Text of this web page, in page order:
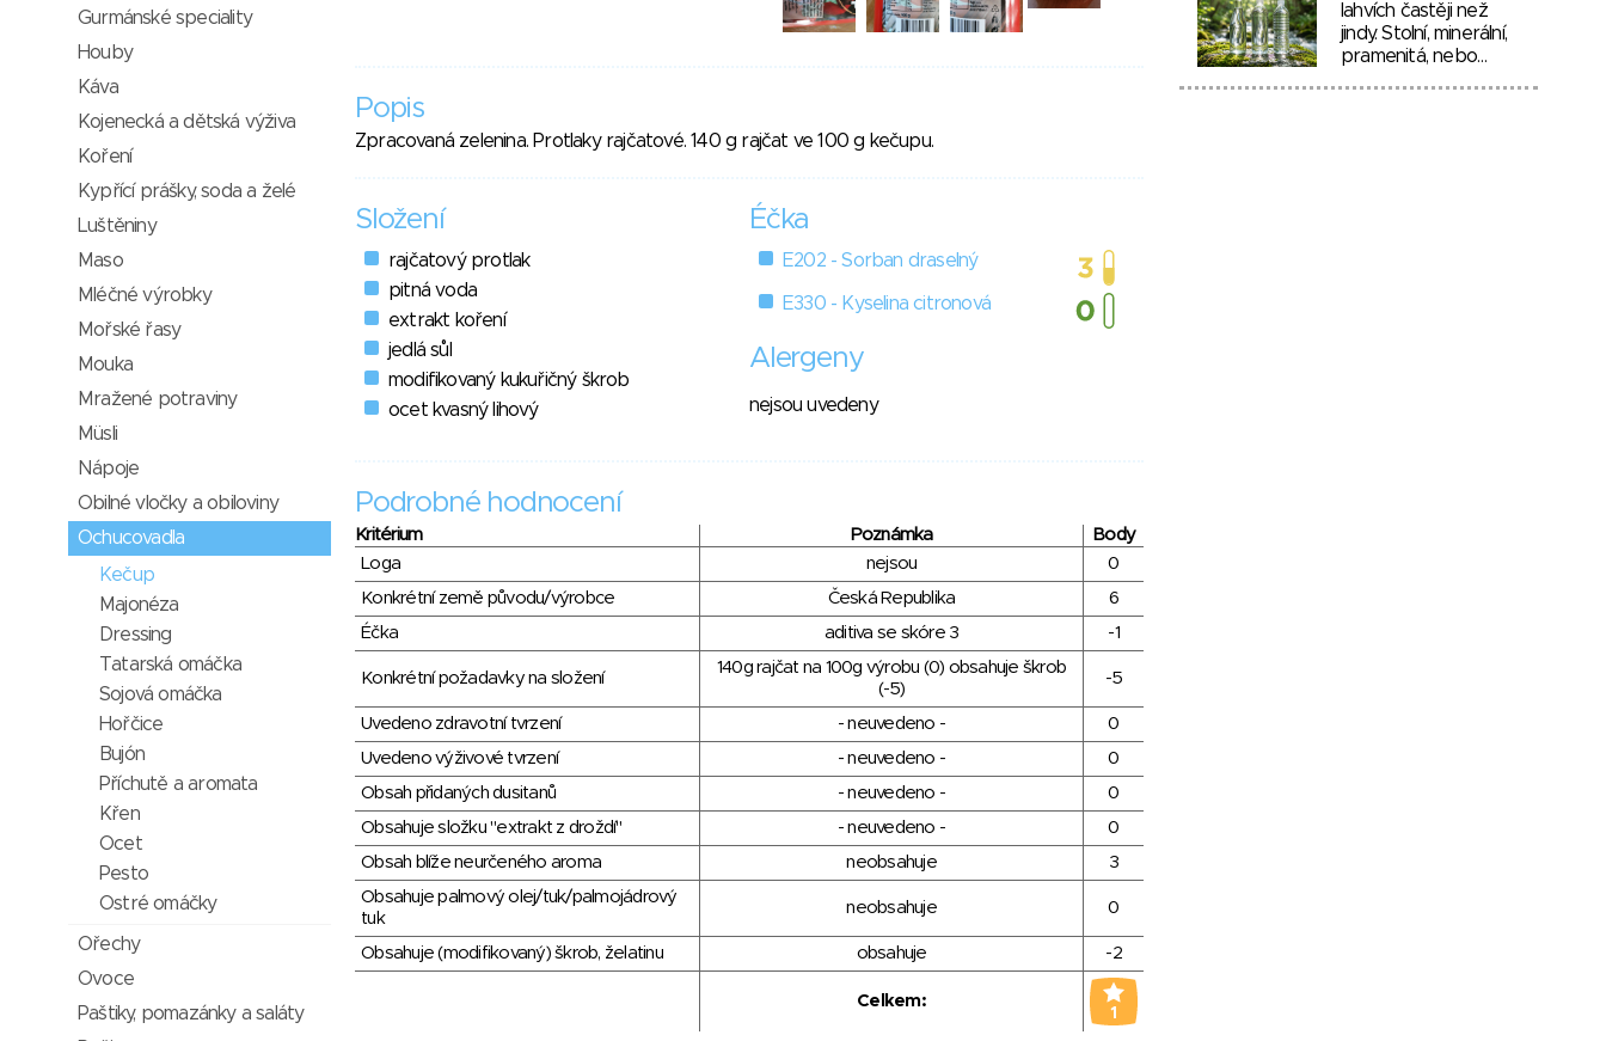
Popis
Zpracovaná zelenina. Protlaky rajčatové. 140 g rajčat ve 100 g kečupu.
Složení
rajčatový protlak
pitná voda
extrakt koření
jedlá sůl
modifikovaný kukuřičný škrob
ocet kvasný lihový
Éčka
E202 - Sorban draselný
E330 - Kyselina citronová
Alergeny
nejsou uvedeny
Podrobné hodnocení
Kritérium Poznámka
Body
Loga
nejsou
0
Konkrétní země původu/výrobce
Česká Republika
6
Éčka
aditiva se skóre 3 -1
Konkrétní požadavky na složení
140g rajčat na 100g výrobu (0) obsahuje škrob
(-5)
-5
Uvedeno zdravotní tvrzení - neuvedeno -
0
Uvedeno výživové tvrzení
- neuvedeno -
0
Obsah přidaných dusitanů
- neuvedeno -
0
Obsahuje složku "extrakt z droždí"
- neuvedeno -
0
Obsah blíže neurčeného aroma
neobsahuje
3
Obsahuje palmový olej/tuk/palmojádrový
tuk
neobsahuje 0
Obsahuje (modifikovaný) škrob, želatinu obsahuje -2
Celkem:
1
Gurmánské speciality
Houby
Káva
Kojenecká a dětská výživa
Koření
Kypřící prášky, soda a želé
Luštěniny
Maso
Mléčné výrobky
Mořské řasy
Mouka
Mražené potraviny
Müsli
Nápoje
Obilné vločky a obiloviny
Ochucovadla
Kečup
Majonéza
Dressing
Tatarská omáčka
Sojová omáčka
Hořčice
Bujón
Příchutě a aromata
Křen
Ocet
Pesto
Ostré omáčky
Ořechy
Ovoce
Paštiky, pomazánky a saláty
lahvích častěji než
jindy. Stolní, minerální,
pramenitá, nebo…